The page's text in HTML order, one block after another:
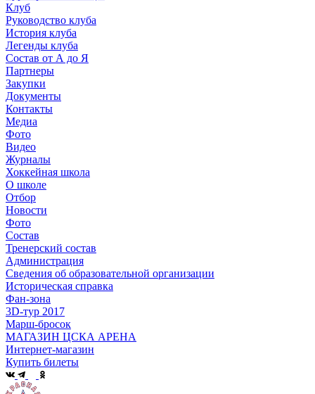
Клуб
Руководство клуба
История клуба
Легенды клуба
Состав от А до Я
Партнеры
Закупки
Документы
Контакты
Медиа
Фото
Видео
Журналы
Хоккейная школа
О школе
Отбор
Новости
Фото
Состав
Тренерский состав
Администрация
Сведения об образовательной организации
Историческая справка
Фан-зона
3D-тур 2017
Марш-бросок
МАГАЗИН ЦСКА АРЕНА
Интернет-магазин
Купить билеты